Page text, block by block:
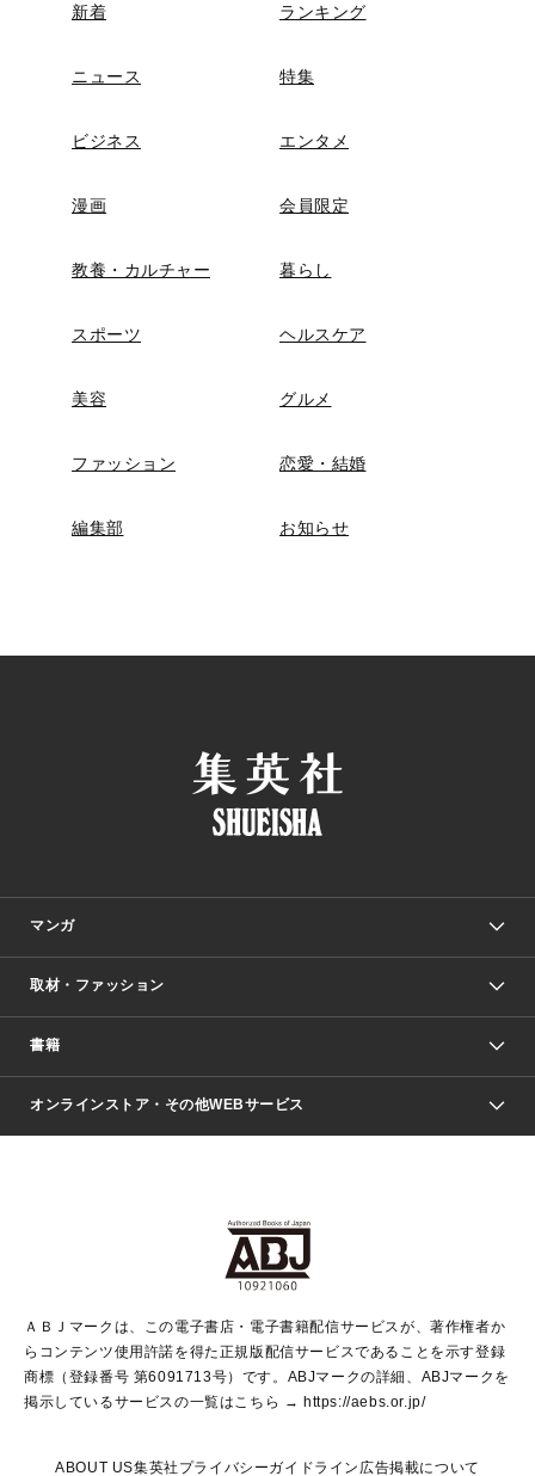
新着 ランキング
ニュース 特集
ビジネス エンタメ
漫画 会員限定
教養・カルチャー 暮らし
スポーツ ヘルスケア
美容 グルメ
ファッション 恋愛・結婚
編集部 お知らせ
マンガ
少年マンガ
Vジャンプ
ジャンプルーキー！
ジャンプTOON
S-MANGA
集英社ジャンプリミックス
週刊ヤングジャンプ
ウルトラジャンプ
リマコミ＋
マンガMeets
月刊オフィスユー
取材・ファッション
Seventeen
LEE
Marisol
T JAPAN:The New York Times Style Magazine
芸能・情報・スポーツ
パラスポ＋！
書籍
文芸・文庫・総合
青春と読書
アジア人物史
集英社新書
集英社新書プラス
よみタイ
ライトノベル・ノベライズ
集英社Webマガジン Cobalt
集英社オレンジ文庫
シフォン文庫
集英社みらい文庫
S-KIDS.LAND
オンラインストア・その他WEBサービス
SHUEISHA MANGA-ART HERITAGE
HAPPY PLUS STORE
shueisha vox
EDITOR'S LAB
ＡＢＪマークは、この電子書店・電子書籍配信サービスが、著作権者か
らコンテンツ使用許諾を得た正規版配信サービスであることを示す登録
商標（登録番号 第6091713号）です。ABJマークの詳細、ABJマークを
掲示しているサービスの一覧はこちら → https://aebs.or.jp/
ABOUT US集英社プライバシーガイドライン 広告掲載について